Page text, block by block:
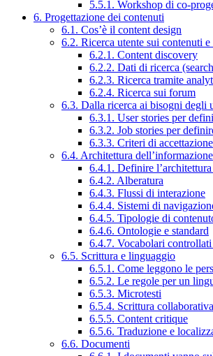
5.5.1. Workshop di co-
6. Progettazione dei contenuti
6.1. Cos’è il content design
6.2. Ricerca utente sui contenuti
6.2.1. Content discovery
6.2.2. Dati di ricerca
6.2.3. Ricerca tramite
6.2.4. Ricerca sui forum
6.3. Dalla ricerca ai bisogni degli
6.3.1. User stories per
6.3.2. Job stories per
6.3.3. Criteri di accettazione
6.4. Architettura dell’informazione
6.4.1. Definire
6.4.2. Alberatura
6.4.3. Flussi di interazione
6.4.4. Sistemi di
6.4.5. Tipologie di
6.4.6. Ontologie e standard
6.4.7. Vocabolari controllati
6.5. Scrittura e linguaggio
6.5.1. Come leggono le
6.5.2. Le regole per un
6.5.3. Microtesti
6.5.4. Scrittura collaborativa
6.5.5. Content critique
6.5.6. Traduzione e
6.6. Documenti